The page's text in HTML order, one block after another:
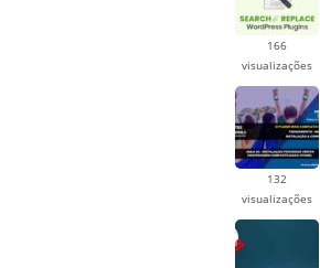
166
visualizações
132
visualizações